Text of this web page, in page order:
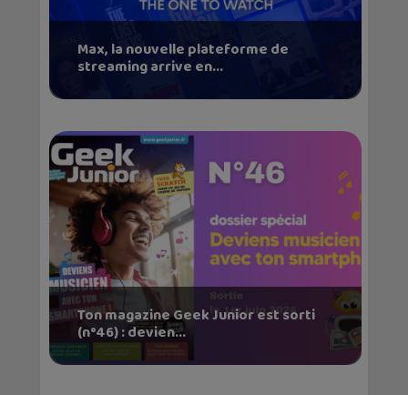
Max, la nouvelle plateforme de
streaming arrive en...
Ton magazine Geek Junior est sorti
(n°46) : devien...